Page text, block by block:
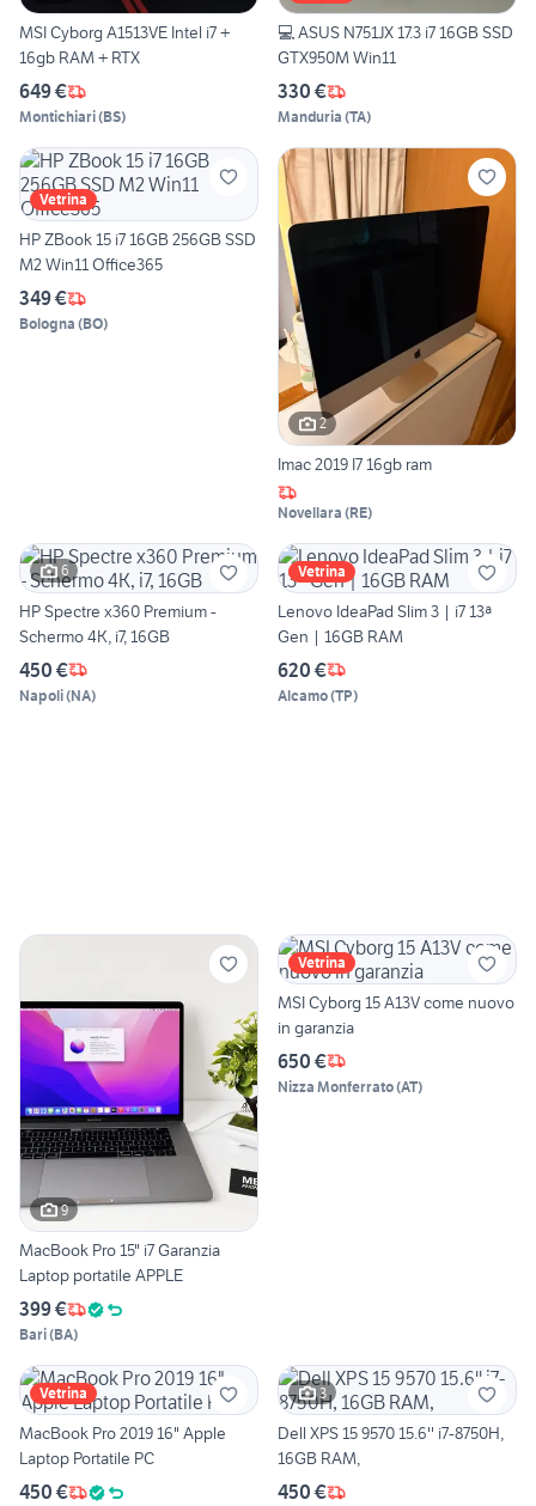
MSI Cyborg A1513VE Intel i7 +
16gb RAM + RTX
649 €
Montichiari(BS)
💻 ASUS N751JX 17.3 i7 16GB SSD
GTX950M Win11
330 €
Manduria (TA)
Vetrina
HP ZBook 15 i7 16GB 256GB SSD
M2 Win11 Office365
349 €
Bologna (BO)
2
Imac 2019 I7 16gb ram
Novellara (RE)
6
HP Spectre x360 Premium -
Schermo 4K, i7, 16GB
450 €
Napoli(NA)
Vetrina
Lenovo IdeaPad Slim 3 | i7 13ª
Gen | 16GB RAM
620 €
Alcamo(TP)
9
MacBook Pro 15" i7 Garanzia
Laptop portatile APPLE
399 €
Bari(BA)
Vetrina
MSI Cyborg 15 A13V come nuovo
in garanzia
650 €
Nizza Monferrato(AT)
Vetrina
MacBook Pro 2019 16" Apple
Laptop Portatile PC
450 €
3
Dell XPS 15 9570 15.6'' i7-8750H,
16GB RAM,
450 €